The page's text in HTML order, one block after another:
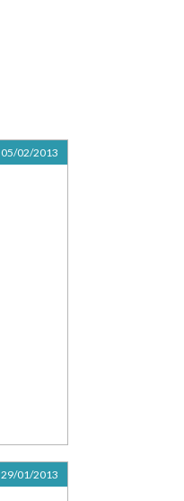
05/02/2013
29/01/2013